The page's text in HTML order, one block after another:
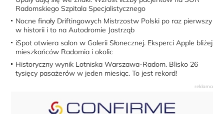
Radomskiego Szpitala Specjalistycznego
Nocne finały Driftingowych Mistrzostw Polski po raz pierwszy
w historii i to na Autodromie Jastrząb
iSpot otwiera salon w Galerii Słonecznej. Eksperci Apple bliżej
mieszkańców Radomia i okolic
Historyczny wynik Lotniska Warszawa-Radom. Blisko 26
tysięcy pasażerów w jeden miesiąc. To jest rekord!